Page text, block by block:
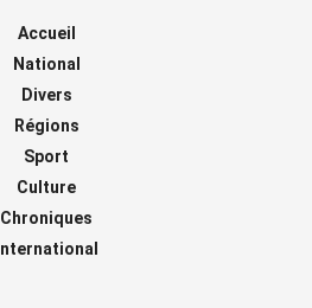
Accueil
National
Divers
Régions
Sport
Culture
Chroniques
International